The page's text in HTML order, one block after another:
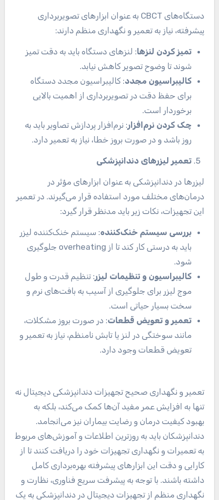
دستگاه‌های CBCT به عنوان ابزارهای تصویربرداری
پیشرفته، نیاز به تعمیر و نگهداری منظم دارند:
تمیز کردن لنزها: لنزهای دستگاه باید به دقت تمیز
شوند تا وضوح تصویر کاهش نیابد.
کالیبراسیون مجدد: کالیبراسیون مجدد دستگاه
برای حفظ دقت در تصویربرداری از اهمیت بالایی
برخوردار است.
چک کردن نرم‌افزار: نرم‌افزار پردازش تصاویر باید به
روز باشد و در صورت بروز خطا، نیاز به تعمیر دارد.
تعمیر لیزرهای دندانپزشکی
لیزرها در دندانپزشکی به عنوان ابزارهای مؤثر در
درمان‌های مختلف مورد استفاده قرار می‌گیرند. در تعمیر
این تجهیزات، نکات زیر باید مدنظر قرار گیرد:
بررسی سیستم خنک‌کننده: سیستم خنک‌کننده لیزر
باید به درستی کار کند تا از overheating جلوگیری
شود.
کالیبراسیون و تنظیمات لیزر: تنظیم قدرت و طول
موج لیزر برای جلوگیری از آسیب به بافت‌های نرم و
سخت بسیار حیاتی است.
تعمیر و تعویض قطعات: در صورت بروز مشکلات،
مانند سوختگی در لنز یا تابش نامنظم، نیاز به تعمیر و
تعویض قطعات وجود دارد.
تعمیر و نگهداری صحیح تجهیزات دندانپزشکی دیجیتال نه
تنها به افزایش عمر مفید آن‌ها کمک می‌کند، بلکه به
بهبود کیفیت درمان و رضایت بیماران نیز می‌انجامد.
دندانپزشکان باید به روزترین اطلاعات و آموزش‌های مربوط
به تعمیرات و نگهداری تجهیزات خود را دریافت کنند تا از
کارایی و دقت این ابزارهای پیشرفته بهره‌برداری کامل
داشته باشند. با توجه به پیشرفت سریع فناوری، نظارت و
نگهداری منظم از تجهیزات دیجیتال در دندانپزشکی به یک